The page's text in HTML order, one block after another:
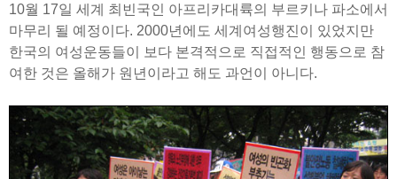
10월 17일 세계 최빈국인 아프리카대륙의 부르키나 파소에서
마무리 될 예정이다. 2000년에도 세계여성행진이 있었지만
한국의 여성운동들이 보다 본격적으로 직접적인 행동으로 참
여한 것은 올해가 원년이라고 해도 과언이 아니다.